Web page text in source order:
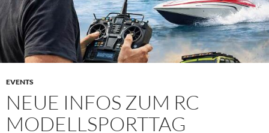
EVENTS
NEUE INFOS ZUM RC
MODELLSPORTTAG